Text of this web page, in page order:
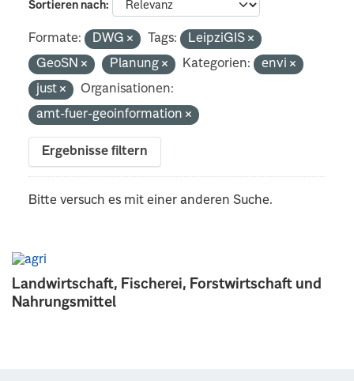
Landwirtschaft, Fischerei, Forstwirtschaft und
Nahrungsmittel
Sortieren nach
Formate: DWG Tags:
LeipziGIS
GeoSN
Planung Kategorien:
envi
just
Organisationen:
amt-fuer-geoinformation
Ergebnisse filtern
Bitte versuch es mit einer anderen Suche.